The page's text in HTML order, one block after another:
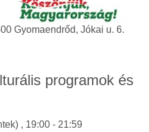
Gyomaendrőd, Jókai u. 6.
Gyomaendrőd, Jókai u. 6.
programok és
, 19:00 - 21:59